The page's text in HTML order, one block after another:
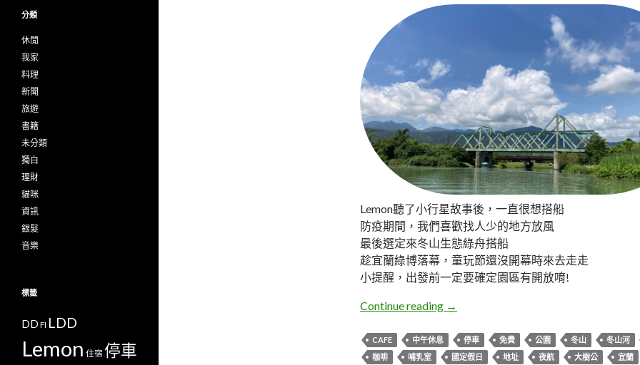
Lemon聽了小行星故事後，一直很想搭船
防疫期間，我們喜歡找人少的地方放風
最後選定來冬山生態綠舟搭船
趁宜蘭綠博落幕，童玩節還沒開幕時來去走走
小提醒，出發前一定要確定園區有開放唷!
Continue reading 宜蘭冬山。生態綠舟森林公園
→
CAFE 中午休息 停車 免費 公園 冬山
冬山河
咖啡
哺乳室 國定假日 地址 夜航 大樹公
宜蘭
分類
休閒
我家
料理
新聞
旅遊
書籍
未分類
獨白
理財
貓咪
資訊
銀髮
音樂
標籤
DD FI LDD
Lemon 住宿 停車